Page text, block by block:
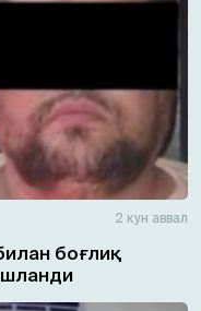
2 кун аввал
боғлиқ